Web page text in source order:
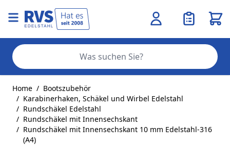
Home / Bootszubehör
/ Karabinerhaken, Schäkel und Wirbel Edelstahl
/ Rundschäkel Edelstahl
/ Rundschäkel mit Innensechskant
/ Rundschäkel mit Innensechskant 10 mm Edelstahl-316
(A4)